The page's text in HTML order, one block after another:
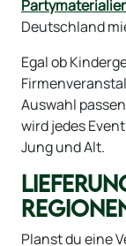
Deutschland
Egal ob
Auswahl
wird jedes
Jung und Alt.
Planst du eine